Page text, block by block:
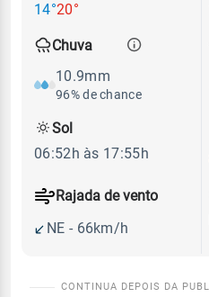
14°20°
Chuva
10.9mm
96% de chance
Rajada de vento
NE - 66km/h
Sol
06:52h às 17:55h